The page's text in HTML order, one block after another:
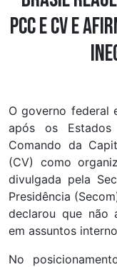
PCC e CV e
O governo federal
após os Estados
Comando da
(CV) como
divulgada pela
Presidência
declarou que não
em assuntos
No